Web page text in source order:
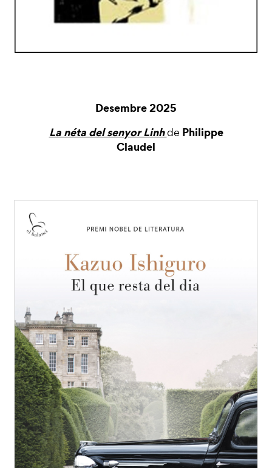
Desembre 2025
La néta del senyor Linhde Philippe
Claudel